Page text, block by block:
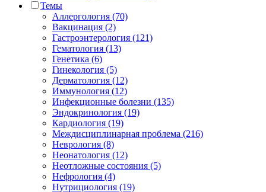
Темы
Аллергология (70)
Вакцинация (2)
Гастроэнтерология (121)
Гематология (13)
Генетика (6)
Гинекология (5)
Дерматология (12)
Иммунология (12)
Инфекционные болезни (135)
Эндокринология (19)
Кардиология (19)
Междисциплинарная проблема (216)
Неврология (8)
Неонатология (12)
Неотложные состояния (5)
Нефрология (4)
Нутрициология (19)